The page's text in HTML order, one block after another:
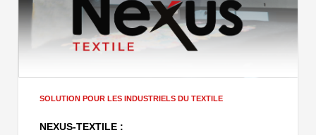
SOLUTION POUR LES INDUSTRIELS DU TEXTILE
NEXUS-TEXTILE :